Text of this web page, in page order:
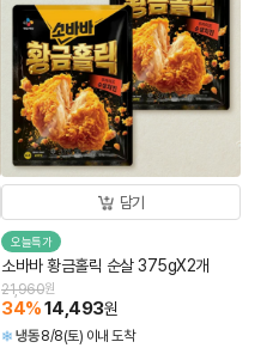
담기
오늘특가
소바바 황금홀릭 순살 375gX2개
21,960원
34%14,493원
냉동 8/8(토) 이내 도착